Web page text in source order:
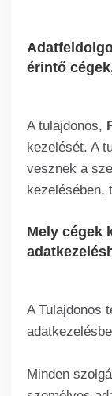
érintő
A tulajdonos,
kezelését. A
vesznek a
kezelésében,
Mely cégek
A Tulajdonos
Minden